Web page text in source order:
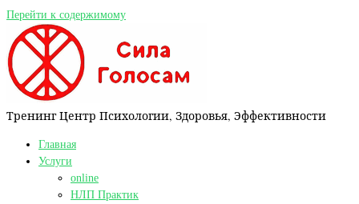
Перейти к содержимому
Тренинг Центр Психологии, Здоровья, Эффективности
Главная
Услуги
online
НЛП Практик